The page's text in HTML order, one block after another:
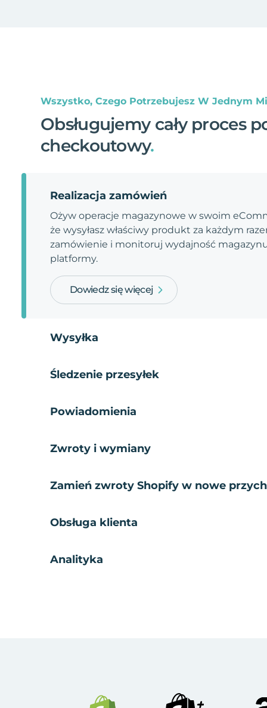
Wszystko, Czego Potrzebujesz W Jednym
Obsługujemy cały proces
checkoutowy.
Realizacja zamówień
Ożyw operacje magazynowe w swoim
że wysyłasz właściwy produkt za każdym
zamówienie i monitoruj wydajność
platformy.
Dowiedz się więcej
Wysyłka
Śledzenie przesyłek
Powiadomienia
Zwroty i wymiany
Zamień zwroty Shopify w nowe
Obsługa klienta
Analityka